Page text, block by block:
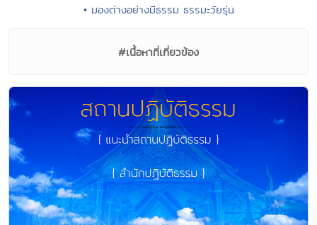
• มองต่างอย่างมีธรรม ธรรมะวัยรุ่น
#เนื้อหาที่เกี่ยวข้อง